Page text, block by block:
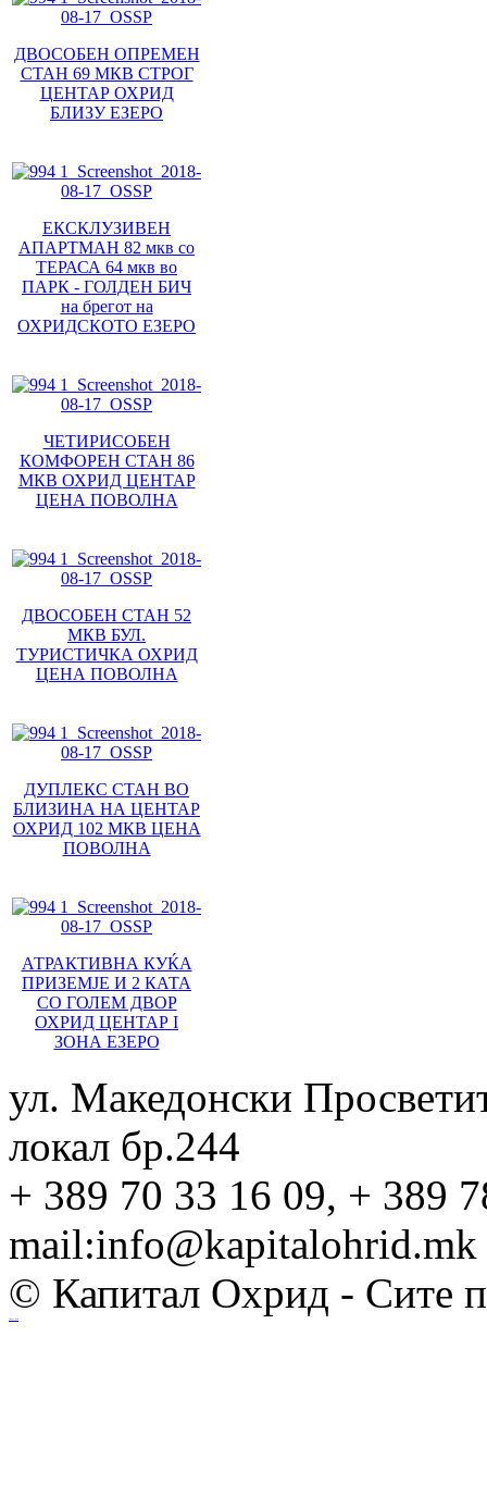
ДВОСОБЕН ОПРЕМЕН
СТАН 69 МКВ СТРОГ
ЦЕНТАР ОХРИД
БЛИЗУ ЕЗЕРО
ЕКСКЛУЗИВЕН
АПАРТМАН 82 мкв со
ТЕРАСА 64 мкв во
ПАРК - ГОЛДЕН БИЧ
на брегот на
ОХРИДСКОТО ЕЗЕРО
ЧЕТИРИСОБЕН
КОМФОРЕН СТАН 86
МКВ ОХРИД ЦЕНТАР
ЦЕНА ПОВОЛНА
ДВОСОБЕН СТАН 52
МКВ БУЛ.
ТУРИСТИЧКА ОХРИД
ЦЕНА ПОВОЛНА
ДУПЛЕКС СТАН ВО
БЛИЗИНА НА ЦЕНТАР
ОХРИД 102 МКВ ЦЕНА
ПОВОЛНА
АТРАКТИВНА КУЌА
ПРИЗЕМЈЕ И 2 КАТА
СО ГОЛЕМ ДВОР
ОХРИД ЦЕНТАР I
ЗОНА ЕЗЕРО
ул. Македонски
локал бр.244
+ 389 70 33 16 09, + 389
mail:info@kapitalohrid.mk
© Капитал Охрид - Сите
Ihost.mk